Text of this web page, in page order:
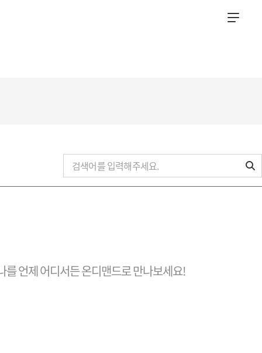
언제 어디서든 온디맨드로 만나보세요!